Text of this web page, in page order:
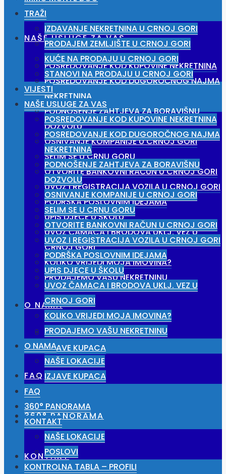
NAŠE USLUGE ZA VAS
POSREDOVANJE KOD KUPOVINE NEKRETNINA
POSREDOVANJE KOD DUGOROČNOG NAJMA
NEKRETNINA
PODNOŠENJE ZAHTJEVA ZA BORAVIŠNU
DOZVOLU
OSNIVANJE KOMPANIJE U CRNOJ GORI
SELIM SE U CRNU GORU
OTVORITE BANKOVNI RAČUN U CRNOJ GORI
UVOZ I REGISTRACIJA VOZILA U CRNOJ GORI
PODRŠKA POSLOVNIM IDEJAMA
UPIS DJECE U ŠKOLU
UVOZ ČAMACA I BRODOVA UKLJ. VEZ U
CRNOJ GORI
KOLIKO VRIJEDI MOJA IMOVINA?
PRODAJEMO VAŠU NEKRETNINU
O NAMA
NAŠE LOKACIJE
IZJAVE KUPACA
FAQ
360° PANORAMA
KONTAKT
TRAŽI
IZDAVANJE NEKRETNINA U CRNOJ GORI
PRODAJEM ZEMLJIŠTE U CRNOJ GORI
KUĆE NA PRODAJU U CRNOJ GORI
STANOVI NA PRODAJU U CRNOJ GORI
VIJESTI
NAŠE USLUGE ZA VAS
POSREDOVANJE KOD KUPOVINE NEKRETNINA
POSREDOVANJE KOD DUGOROČNOG NAJMA
NEKRETNINA
PODNOŠENJE ZAHTJEVA ZA BORAVIŠNU
DOZVOLU
OSNIVANJE KOMPANIJE U CRNOJ GORI
SELIM SE U CRNU GORU
OTVORITE BANKOVNI RAČUN U CRNOJ GORI
UVOZ I REGISTRACIJA VOZILA U CRNOJ GORI
PODRŠKA POSLOVNIM IDEJAMA
UPIS DJECE U ŠKOLU
UVOZ ČAMACA I BRODOVA UKLJ. VEZ U
CRNOJ GORI
KOLIKO VRIJEDI MOJA IMOVINA?
PRODAJEMO VAŠU NEKRETNINU
O NAMA
NAŠE LOKACIJE
IZJAVE KUPACA
FAQ
360° PANORAMA
KONTAKT
NAŠE LOKACIJE
POSLOVI
KONTROLNA TABLA – PROFILI